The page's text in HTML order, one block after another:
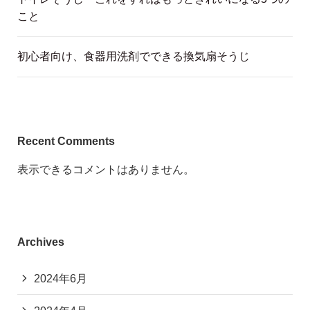
こと
初心者向け、食器用洗剤でできる換気扇そうじ
Recent Comments
表示できるコメントはありません。
Archives
2024年6月